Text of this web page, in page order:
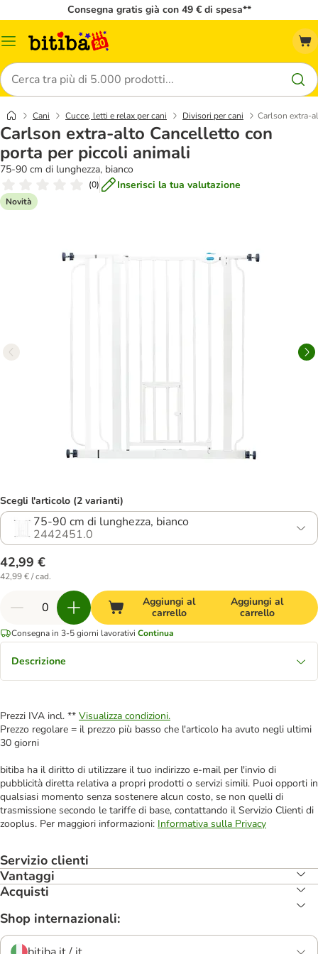
Consegna gratis già con 49 € di spesa**
Overview
Cerca
Cani Cucce, letti e relax per cani Divisori per cani Carlson extra-
Carlson extra-alto Cancelletto con
porta per piccoli animali
75-90 cm di lunghezza, bianco
(0) Inserisci la tua valutazione
Novità
Scegli l'articolo (2 varianti)
75-90 cm di lunghezza, bianco
2442451.0
42,99 €
42,99 € / cad.
Aggiungi al
carrello
Aggiungi al
carrello
Consegna in 3-5 giorni lavorativi Continua
Descrizione
Prezzi IVA incl. ** Visualizza condizioni.
Prezzo regolare = il prezzo più basso che l'articolo ha avuto negli ultimi
30 giorni
bitiba ha il diritto di utilizzare il tuo indirizzo e-mail per l'invio di
pubblicità diretta relativa a propri prodotti o servizi simili. Puoi opporti in
qualsiasi momento senza sostenere alcun costo, se non quelli di
trasmissione secondo le tariffe di base, contattando il Servizio Clienti di
zooplus. Per maggiori informazioni: Informativa sulla Privacy
Servizio clienti
Vantaggi
Acquisti
Shop internazionali: